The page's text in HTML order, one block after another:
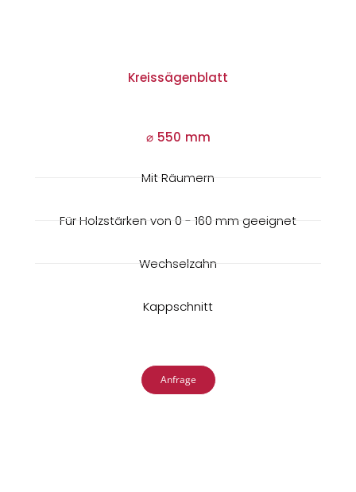
Kreissägenblatt
⌀ 550 mm
Mit Räumern
Für Holzstärken von 0 - 160 mm geeignet
Wechselzahn
Kappschnitt
Anfrage